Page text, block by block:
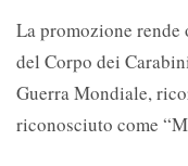
La promozione
del Corpo dei
Guerra Mondiale,
riconosciuto come